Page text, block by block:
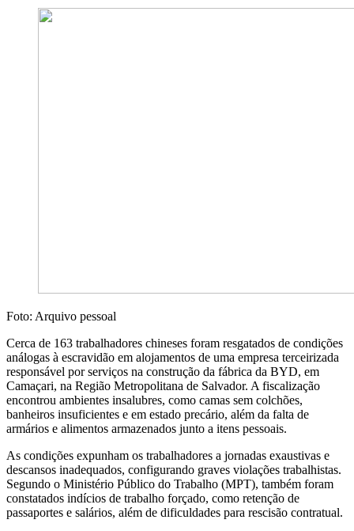
Foto: Arquivo pessoal
Cerca de 163 trabalhadores chineses foram resgatados de condições
análogas à escravidão em alojamentos de uma empresa terceirizada
responsável por serviços na construção da fábrica da BYD, em
Camaçari, na Região Metropolitana de Salvador. A fiscalização
encontrou ambientes insalubres, como camas sem colchões,
banheiros insuficientes e em estado precário, além da falta de
armários e alimentos armazenados junto a itens pessoais.
As condições expunham os trabalhadores a jornadas exaustivas e
descansos inadequados, configurando graves violações trabalhistas.
Segundo o Ministério Público do Trabalho (MPT), também foram
constatados indícios de trabalho forçado, como retenção de
passaportes e salários, além de dificuldades para rescisão contratual.